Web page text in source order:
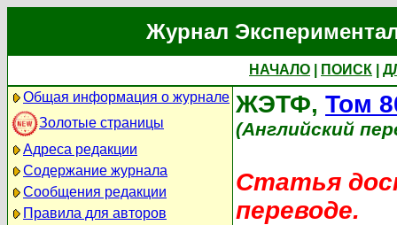
Журнал
НАЧАЛО ПОИСК
Общая информация о журнале
Золотые страницы
Адреса редакции
Содержание журнала
Сообщения редакции
Правила для авторов
ЖЭТФ, Том
(Английский
Статья
переводе.